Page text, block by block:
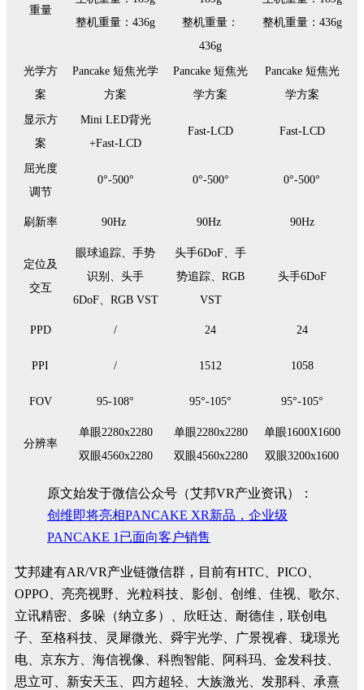
重量
整机重量：436g
整机重量：
436g
整机重量：436g
光学方
案
Pancake 短焦光学
方案
Pancake 短焦光
学方案
Pancake 短焦光
学方案
显示方
案
Mini LED背光
+Fast-LCD
Fast-LCD Fast-LCD
屈光度
调节
0°-500° 0°-500° 0°-500°
刷新率 90Hz 90Hz 90Hz
定位及
交互
眼球追踪、手势
识别、头手
6DoF、RGB VST
头手6DoF、手
势追踪、RGB
VST
头手6DoF
PPD / 24 24
PPI / 1512 1058
FOV 95-108° 95°-105° 95°-105°
分辨率
单眼2280x2280
双眼4560x2280
单眼2280x2280
双眼4560x2280
单眼1600X1600
双眼3200x1600
原文始发于微信公众号（艾邦VR产业资讯）：
创维即将亮相PANCAKE XR新品，企业级
PANCAKE 1已面向客户销售
艾邦建有AR/VR产业链微信群，目前有HTC、PICO、
OPPO、亮亮视野、光粒科技、影创、创维、佳视、歌尔、
立讯精密、多哚（纳立多）、欣旺达、耐德佳，联创电
子、至格科技、灵犀微光、舜宇光学、广景视睿、珑璟光
电、京东方、海信视像、科煦智能、阿科玛、金发科技、
思立可、新安天玉、四方超轻、大族激光、发那科、承熹